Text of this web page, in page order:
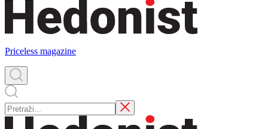
Priceless magazine